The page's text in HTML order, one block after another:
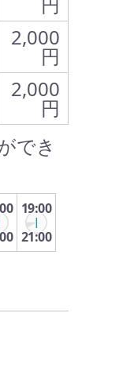
2,000
円
2,000
円
でき
19:00
21:00